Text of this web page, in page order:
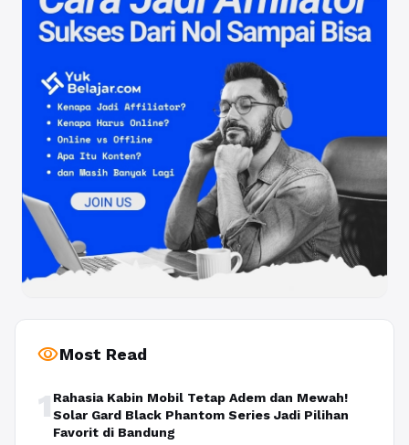
visibilityMost Read
1 Rahasia Kabin Mobil Tetap Adem dan Mewah!
Solar Gard Black Phantom Series Jadi Pilihan
Favorit di Bandung